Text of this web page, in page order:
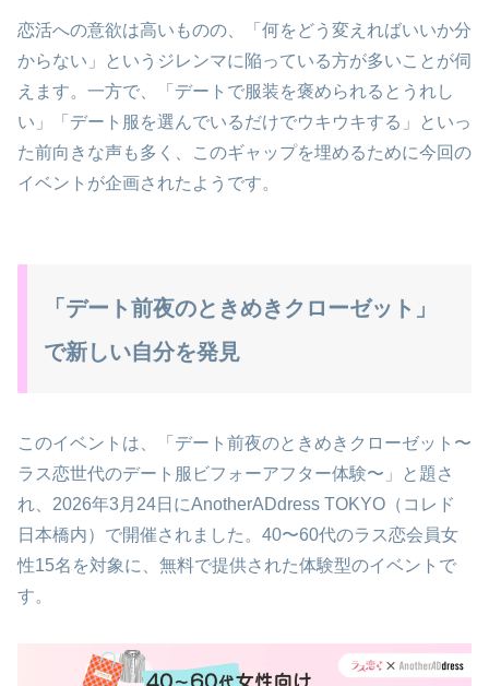
恋活への意欲は高いものの、「何をどう変えればいいか分
からない」というジレンマに陥っている方が多いことが伺
えます。一方で、「デートで服装を褒められるとうれし
い」「デート服を選んでいるだけでウキウキする」といっ
た前向きな声も多く、このギャップを埋めるために今回の
イベントが企画されたようです。
「デート前夜のときめきクローゼット」
で新しい自分を発見
このイベントは、「デート前夜のときめきクローゼット〜
ラス恋世代のデート服ビフォーアフター体験〜」と題さ
れ、2026年3月24日にAnotherADdress TOKYO（コレド
日本橋内）で開催されました。40〜60代のラス恋会員女
性15名を対象に、無料で提供された体験型のイベントで
す。